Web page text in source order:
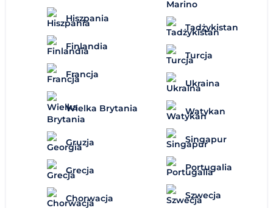
Hiszpania
Finlandia
Francja
Wielka Brytania
Gruzja
Grecja
Chorwacja
Tadżykistan
Turcja
Ukraina
Watykan
Singapur
Portugalia
Szwecja